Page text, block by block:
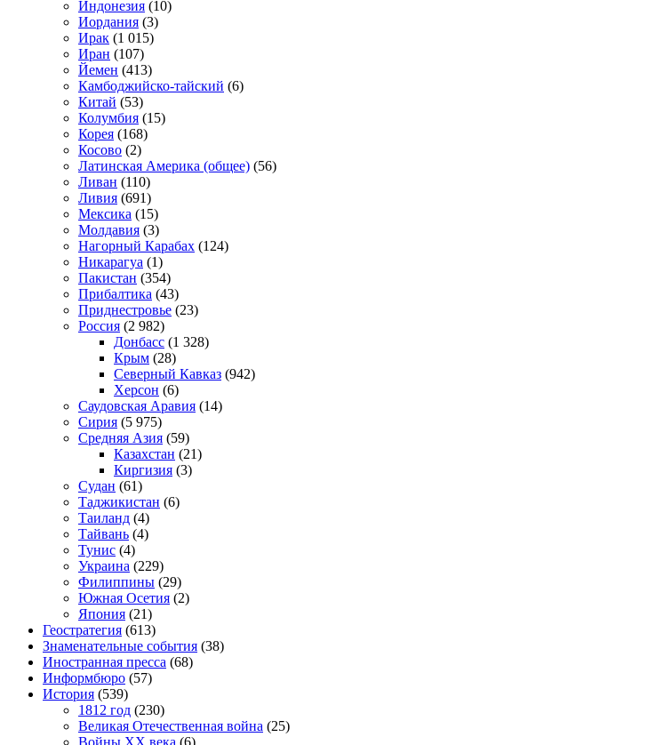
Индонезия (10)
Иордания (3)
Ирак (1 015)
Иран (107)
Йемен (413)
Камбоджийско-тайский (6)
Китай (53)
Колумбия (15)
Корея (168)
Косово (2)
Латинская Америка (общее) (56)
Ливан (110)
Ливия (691)
Мексика (15)
Молдавия (3)
Нагорный Карабах (124)
Никарагуа (1)
Пакистан (354)
Прибалтика (43)
Приднестровье (23)
Россия (2 982)
Донбасс (1 328)
Крым (28)
Северный Кавказ (942)
Херсон (6)
Саудовская Аравия (14)
Сирия (5 975)
Средняя Азия (59)
Казахстан (21)
Киргизия (3)
Судан (61)
Таджикистан (6)
Таиланд (4)
Тайвань (4)
Тунис (4)
Украина (229)
Филиппины (29)
Южная Осетия (2)
Япония (21)
Геостратегия (613)
Знаменательные события (38)
Иностранная пресса (68)
Информбюро (57)
История (539)
1812 год (230)
Великая Отечественная война (25)